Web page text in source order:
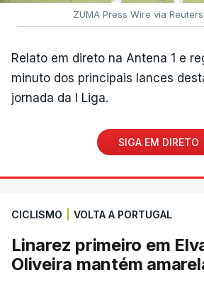
ZUMA Press Wire via
Relato em direto na Antena 1 e
minuto dos principais lances
jornada da I Liga.
SIGA EM DIRETO
CICLISMO VOLTA A PORTUGAL
Linarez primeiro em
Oliveira mantém